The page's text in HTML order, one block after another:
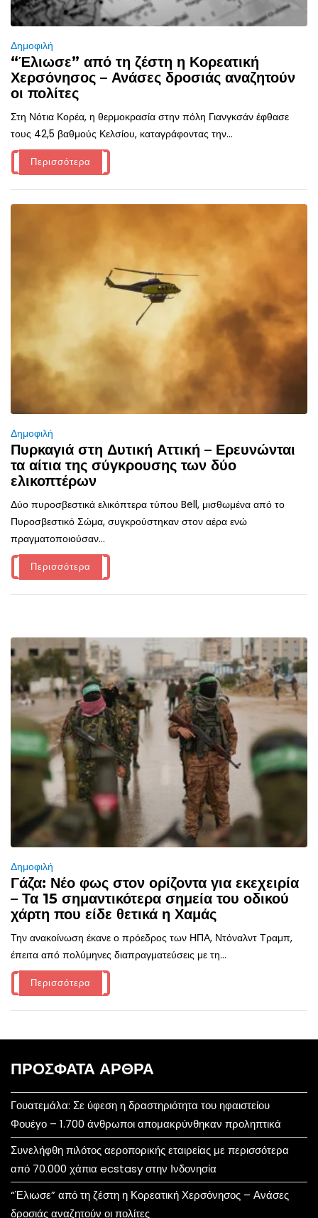
Δημοφιλή
“Έλιωσε” από τη ζέστη η Κορεατική
Χερσόνησος – Ανάσες δροσιάς αναζητούν
οι πολίτες
Στη Νότια Κορέα, η θερμοκρασία στην πόλη Γιανγκσάν έφθασε
τους 42,5 βαθμούς Κελσίου, καταγράφοντας την...
Περισσότερα
Δημοφιλή
Πυρκαγιά στη Δυτική Αττική – Ερευνώνται
τα αίτια της σύγκρουσης των δύο
ελικοπτέρων
Δύο πυροσβεστικά ελικόπτερα τύπου Bell, μισθωμένα από το
Πυροσβεστικό Σώμα, συγκρούστηκαν στον αέρα ενώ
πραγματοποιούσαν...
Περισσότερα
Δημοφιλή
Γάζα: Νέο φως στον ορίζοντα για εκεχειρία
– Τα 15 σημαντικότερα σημεία του οδικού
χάρτη που είδε θετικά η Χαμάς
Την ανακοίνωση έκανε ο πρόεδρος των ΗΠΑ, Ντόναλντ Τραμπ,
έπειτα από πολύμηνες διαπραγματεύσεις με τη...
Περισσότερα
ΠΡΌΣΦΑΤΑ ΆΡΘΡΑ
Γουατεμάλα: Σε ύφεση η δραστηριότητα του ηφαιστείου
Φουέγο – 1.700 άνθρωποι απομακρύνθηκαν προληπτικά
Συνελήφθη πιλότος αεροπορικής εταιρείας με περισσότερα
από 70.000 χάπια ecstasy στην Ινδονησία
“Έλιωσε” από τη ζέστη η Κορεατική Χερσόνησος – Ανάσες
δροσιάς αναζητούν οι πολίτες